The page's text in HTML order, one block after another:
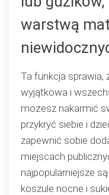
warstwą
Ta funkcja sprawia,
wyjątkowa i
możesz nakarmić
przykryć siebie i
zapewnić sobie
miejscach
najpopularniejsze
koszule nocne i